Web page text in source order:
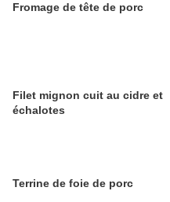
Fromage de tête de porc
Filet mignon cuit au cidre et
échalotes
Terrine de foie de porc